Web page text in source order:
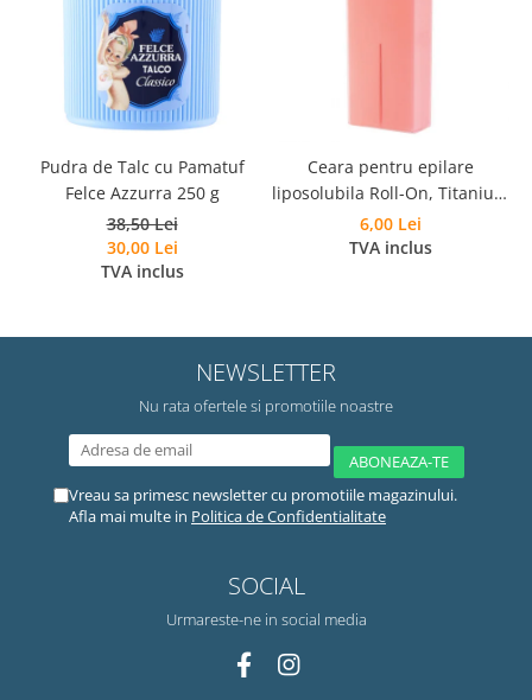
Pudra de Talc cu Pamatuf
Felce Azzurra 250 g
38,50 Lei
30,00 Lei
TVA inclus
Ceara pentru epilare
liposolubila Roll-On, Titanium
Rosa, Roial, 100 ml
6,00 Lei
TVA inclus
NEWSLETTER
Nu rata ofertele si promotiile noastre
Vreau sa primesc newsletter cu promotiile magazinului.
Afla mai multe in Politica de Confidentialitate
SOCIAL
Urmareste-ne in social media